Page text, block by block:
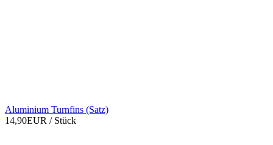
Aluminium Turnfins (Satz)
14,90EUR / Stück